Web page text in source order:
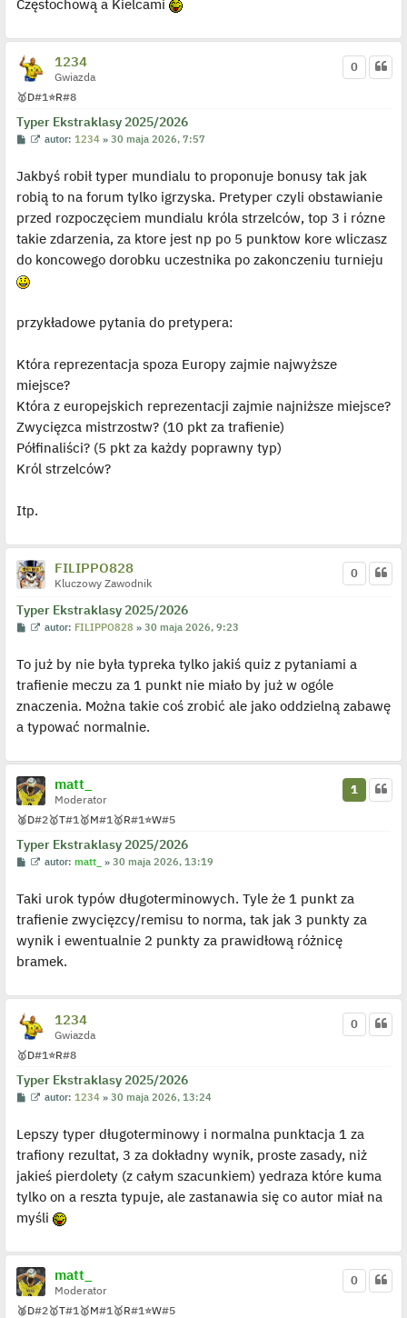
c
y
s
Częstochową a Kielcami
1234
Gwiazda
🥇D#1⭐R#8
Typer Ekstraklasy 2025/2026
0
P
t
W
w
e
l
o
j
e
c
z
o
t
autor:1234 »30 maja 2026, 7:57
Jakbyś robił typer mundialu to proponuje bonusy tak jak
robią to na forum tylko igrzyska. Pretyper czyli obstawianie
przed rozpoczęciem mundialu króla strzelców, top 3 i rózne
takie zdarzenia, za ktore jest np po 5 punktow kore wliczasz
do koncowego dorobku uczestnika po zakonczeniu turnieju
przykładowe pytania do pretypera:
Która reprezentacja spoza Europy zajmie najwyższe
miejsce?
Która z europejskich reprezentacji zajmie najniższe miejsce?
Zwycięzca mistrzostw? (10 pkt za trafienie)
Półfinaliści? (5 pkt za każdy poprawny typ)
Król strzelców?
Itp.
FILIPPO828
Kluczowy Zawodnik
Typer Ekstraklasy 2025/2026
0
P
t
W
w
e
l
o
d
y
n
c
z
y
o
s
autor: FILIPPO828 »30 maja 2026, 9:23
To już by nie była typreka tylko jakiś quiz z pytaniami a
trafienie meczu za 1 punkt nie miało by już w ogóle
znaczenia. Można takie coś zrobić ale jako oddzielną zabawę
a typować normalnie.
matt_
Moderator
🥈D#2🥇T#1🥇M#1🥇R#1⭐W#5
Typer Ekstraklasy 2025/2026
1
P
t
W
w
e
l
o
d
n
z
y
o
s
autor:matt_ »30 maja 2026, 13:19
Taki urok typów długoterminowych. Tyle że 1 punkt za
trafienie zwycięzcy/remisu to norma, tak jak 3 punkty za
wynik i ewentualnie 2 punkty za prawidłową różnicę
bramek.
1234
Gwiazda
🥇D#1⭐R#8
Typer Ekstraklasy 2025/2026
0
P
t
W
w
i
e
l
o
j
e
y
c
z
y
p
autor:1234 »30 maja 2026, 13:24
Lepszy typer długoterminowy i normalna punktacja 1 za
trafiony rezultat, 3 za dokładny wynik, proste zasady, niż
jakieś pierdolety (z całym szacunkiem) yedraza które kuma
tylko on a reszta typuje, ale zastanawia się co autor miał na
myśli
matt_
Moderator
🥈D#2🥇T#1 🥇M#1 🥇R#1⭐W#5
0